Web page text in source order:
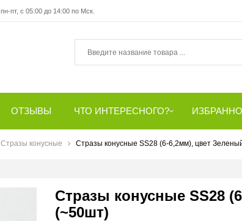
пн-пт, с 05:00 до 14:00 по Мск.
ОТЗЫВЫ ЧТО ИНТЕРЕСНОГО?
Стразы конусные Стразы конусные SS28 (6-6,2мм), цвет
Стразы конусные SS28
(~50шт)